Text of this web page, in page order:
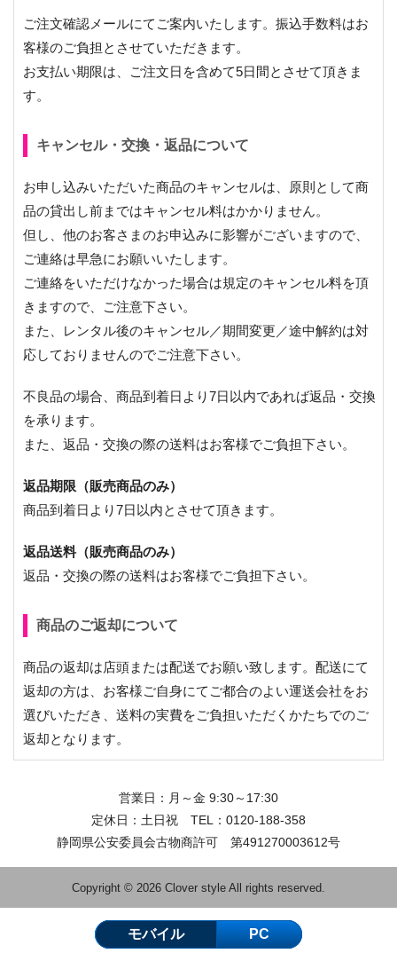
ご注文確認メールにてご案内いたします。振込手数料はお
客様のご負担とさせていただきます。
お支払い期限は、ご注文日を含めて5日間とさせて頂きま
す。
キャンセル・交換・返品について
お申し込みいただいた商品のキャンセルは、原則として商
品の貸出し前まではキャンセル料はかかりません。
但し、他のお客さまのお申込みに影響がございますので、
ご連絡は早急にお願いいたします。
ご連絡をいただけなかった場合は規定のキャンセル料を頂
きますので、ご注意下さい。
また、レンタル後のキャンセル／期間変更／途中解約は対
応しておりませんのでご注意下さい。
不良品の場合、商品到着日より7日以内であれば返品・交換
を承ります。
また、返品・交換の際の送料はお客様でご負担下さい。
返品期限（販売商品のみ）
商品到着日より7日以内とさせて頂きます。
返品送料（販売商品のみ）
返品・交換の際の送料はお客様でご負担下さい。
商品のご返却について
商品の返却は店頭または配送でお願い致します。配送にて
返却の方は、お客様ご自身にてご都合のよい運送会社をお
選びいただき、送料の実費をご負担いただくかたちでのご
返却となります。
営業日：月～金 9:30～17:30
定休日：土日祝 TEL： 0120-188-358
静岡県公安委員会古物商許可 第491270003612号
Copyright © 2026 Clover style All rights reserved.
モバイル PC